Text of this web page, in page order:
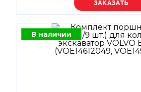
Уточняйте цену
В наличии